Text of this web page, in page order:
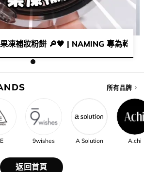
凍補妝粉餅 🔎🖤 | NAMING 專為乾肌
所有品牌
9wishes A Solution A.chi
返回首頁